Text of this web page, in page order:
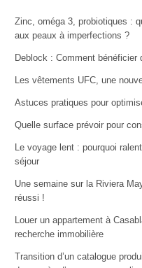
Zinc, oméga 3, probiotiques :
aux peaux à imperfections ?
Deblock : Comment bénéficier
Les vêtements UFC, une
Astuces pratiques pour
Quelle surface prévoir pour
Le voyage lent : pourquoi
séjour
Une semaine sur la Riviera
réussi !
Louer un appartement à
recherche immobilière
Transition d’un catalogue